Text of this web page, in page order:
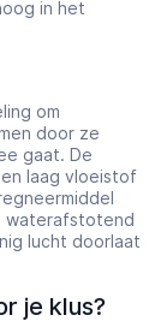
in het
om
door ze
gaat. De
laag vloeistof
waterafstotend
lucht doorlaat
je klus?